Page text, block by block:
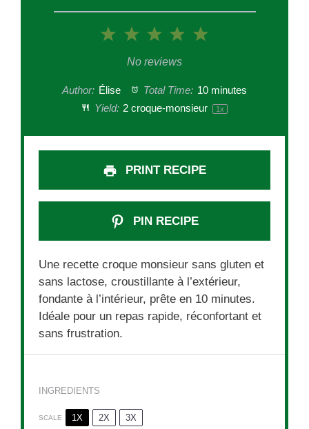
5
4
3
Stars
2
Stars
1
Star
No reviews
Author: Élise Total Time: 10 minutes
Yield: 2 croque-monsieur 1x
PRINT RECIPE
PIN RECIPE
Une recette croque monsieur sans gluten et
sans lactose, croustillante à l’extérieur,
fondante à l’intérieur, prête en 10 minutes.
Idéale pour un repas rapide, réconfortant et
sans frustration.
INGREDIENTS
SCALE 1X 2X 3X